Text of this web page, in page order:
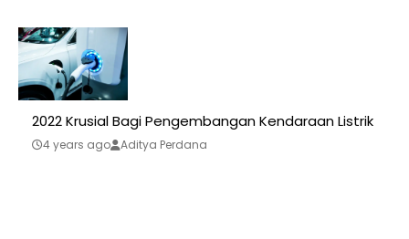
2022 Krusial Bagi Pengembangan Kendaraan Listrik
4 years ago Aditya Perdana